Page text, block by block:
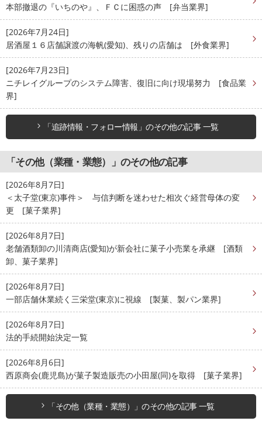
本部撤退の『いちのや』、ＦＣに困惑の声 [弁当業界]
[2026年7月24日]
居酒屋１６店舗譲渡の海帆(愛知)、残りの店舗は [外食業界]
[2026年7月23日]
ニチレイグループのシステム障害、復旧に向け現場努力 [食品業
界]
「追跡情報・フォロー情報」のその他の記事 一覧
「その他（業種・業態）」のその他の記事
[2026年8月7日]
＜太子堂(東京)事件＞ 与信判断を迷わせた相次ぐ経営母体の変
更 [菓子業界]
[2026年8月7日]
老舗酒類卸の川清商店(愛知)が新会社に菓子小売業を承継 [酒類
卸、菓子業界]
[2026年8月7日]
一部店舗休業続く三栄堂(東京)に視線 [製菓、製パン業界]
[2026年8月7日]
法的手続開始決定一覧
[2026年8月6日]
西原商会(鹿児島)が菓子製造販売の小田屋(同)を取得 [菓子業界]
「その他（業種・業態）」のその他の記事 一覧